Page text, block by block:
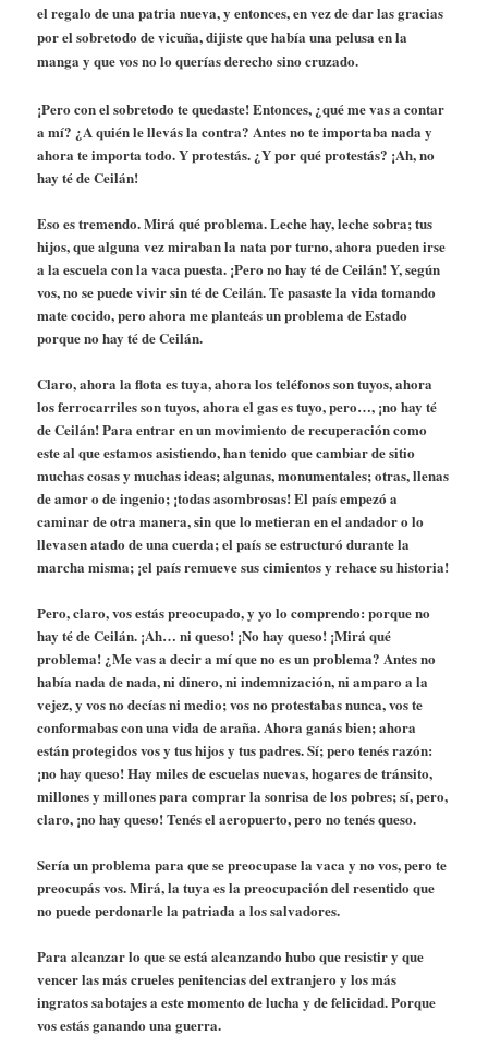
el regalo de una patria nueva, y entonces, en vez de dar las gracias
por el sobretodo de vicuña, dijiste que había una pelusa en la
manga y que vos no lo querías derecho sino cruzado.
¡Pero con el sobretodo te quedaste! Entonces, ¿qué me vas a contar
a mí? ¿A quién le llevás la contra? Antes no te importaba nada y
ahora te importa todo. Y protestás. ¿Y por qué protestás? ¡Ah, no
hay té de Ceilán!
Eso es tremendo. Mirá qué problema. Leche hay, leche sobra; tus
hijos, que alguna vez miraban la nata por turno, ahora pueden irse
a la escuela con la vaca puesta. ¡Pero no hay té de Ceilán! Y, según
vos, no se puede vivir sin té de Ceilán. Te pasaste la vida tomando
mate cocido, pero ahora me planteás un problema de Estado
porque no hay té de Ceilán.
Claro, ahora la flota es tuya, ahora los teléfonos son tuyos, ahora
los ferrocarriles son tuyos, ahora el gas es tuyo, pero…, ¡no hay té
de Ceilán! Para entrar en un movimiento de recuperación como
este al que estamos asistiendo, han tenido que cambiar de sitio
muchas cosas y muchas ideas; algunas, monumentales; otras, llenas
de amor o de ingenio; ¡todas asombrosas! El país empezó a
caminar de otra manera, sin que lo metieran en el andador o lo
llevasen atado de una cuerda; el país se estructuró durante la
marcha misma; ¡el país remueve sus cimientos y rehace su historia!
Pero, claro, vos estás preocupado, y yo lo comprendo: porque no
hay té de Ceilán. ¡Ah… ni queso! ¡No hay queso! ¡Mirá qué
problema! ¿Me vas a decir a mí que no es un problema? Antes no
había nada de nada, ni dinero, ni indemnización, ni amparo a la
vejez, y vos no decías ni medio; vos no protestabas nunca, vos te
conformabas con una vida de araña. Ahora ganás bien; ahora
están protegidos vos y tus hijos y tus padres. Sí; pero tenés razón:
¡no hay queso! Hay miles de escuelas nuevas, hogares de tránsito,
millones y millones para comprar la sonrisa de los pobres; sí, pero,
claro, ¡no hay queso! Tenés el aeropuerto, pero no tenés queso.
Sería un problema para que se preocupase la vaca y no vos, pero te
preocupás vos. Mirá, la tuya es la preocupación del resentido que
no puede perdonarle la patriada a los salvadores.
Para alcanzar lo que se está alcanzando hubo que resistir y que
vencer las más crueles penitencias del extranjero y los más
ingratos sabotajes a este momento de lucha y de felicidad. Porque
vos estás ganando una guerra.